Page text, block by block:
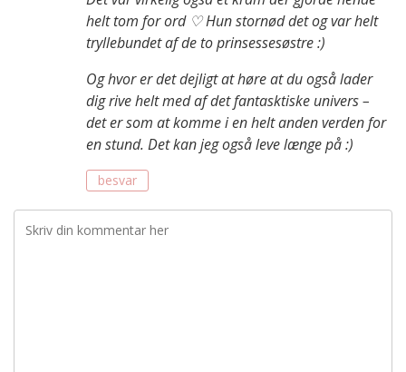
helt tom for ord ♡ Hun stornød det og var helt
tryllebundet af de to prinsessesøstre :)
Og hvor er det dejligt at høre at du også lader
dig rive helt med af det fantasktiske univers –
det er som at komme i en helt anden verden for
en stund. Det kan jeg også leve længe på :)
besvar